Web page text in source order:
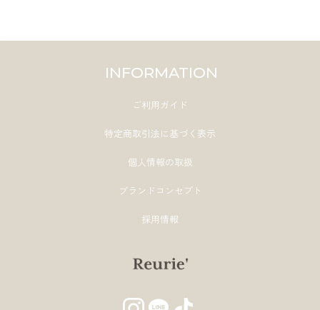
INFORMATION
ご利用ガイド
特定商取引法に基づく表示
個人情報の取扱
ブランドコンセプト
採用情報